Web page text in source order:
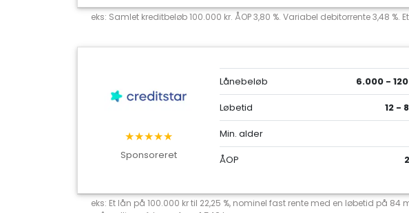
eks: Samlet kreditbeløb 100.000 kr. ÅOP 3,80 %. Variabel debitorrente 3,48
★★★★★
Sponsoreret
Lånebeløb
6.000 -
Løbetid
12 -
Min. alder
ÅOP
eks: Et lån på 100.000 kr til 22,25 %, nominel fast rente med en løbetid på